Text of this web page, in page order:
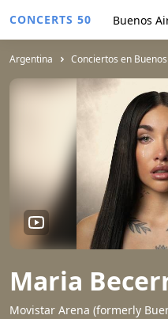
CONCERTS 50 Buenos
Argentina Conciertos en
Maria
Movistar Arena (formerly